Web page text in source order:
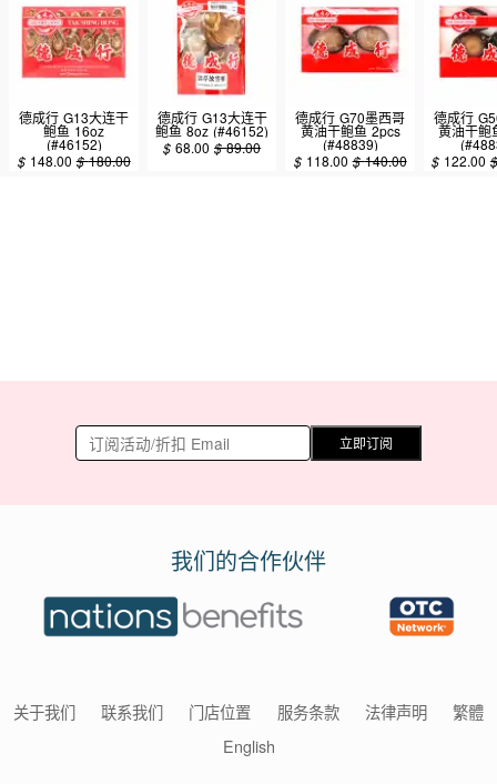
德成行 G13大连干
鲍鱼 16oz
(#46152)
$ 148.00 $180.00
德成行 G13大连干
鲍鱼 8oz (#46152)
$68.00 $89.00
德成行 G70墨西哥
黄油干鲍鱼 2pcs
(#48839)
$ 118.00 $140.00
德成行
黄油干鲍
$ 122.00
立即订阅
我们的合作伙伴
关于我们 联系我们 门店位置 服务条款 法律声明
繁體
English